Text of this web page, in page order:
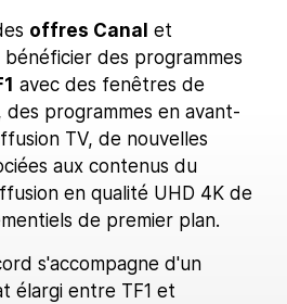
offres Canal et
des programmes
avec des fenêtres de
programmes en avant-
TV, de nouvelles
aux contenus du
en qualité UHD 4K de
de premier plan.
s'accompagne d'un
élargi entre TF1 et